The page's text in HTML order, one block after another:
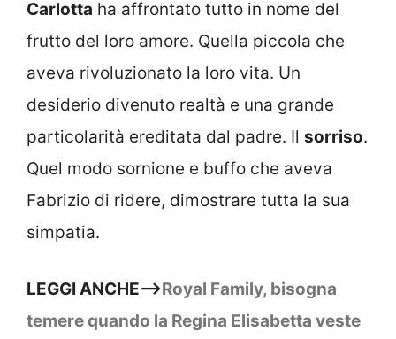
Carlotta ha affrontato tutto in nome del
frutto del loro amore. Quella piccola che
aveva rivoluzionato la loro vita. Un
desiderio divenuto realtà e una grande
particolarità ereditata dal padre. Il sorriso.
Quel modo sornione e buffo che aveva
Fabrizio di ridere, dimostrare tutta la sua
simpatia.
LEGGI ANCHE–>Royal Family, bisogna
temere quando la Regina Elisabetta veste